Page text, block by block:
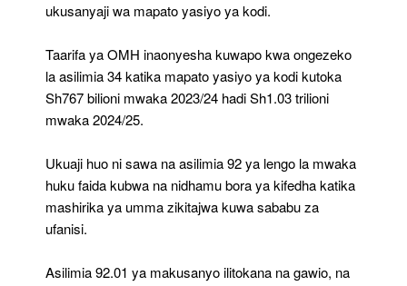
ukusanyaji wa mapato yasiyo ya kodi.
Taarifa ya OMH inaonyesha kuwapo kwa ongezeko
la asilimia 34 katika mapato yasiyo ya kodi kutoka
Sh767 bilioni mwaka 2023/24 hadi Sh1.03 trilioni
mwaka 2024/25.
Ukuaji huo ni sawa na asilimia 92 ya lengo la mwaka
huku faida kubwa na nidhamu bora ya kifedha katika
mashirika ya umma zikitajwa kuwa sababu za
ufanisi.
Asilimia 92.01 ya makusanyo ilitokana na gawio, na